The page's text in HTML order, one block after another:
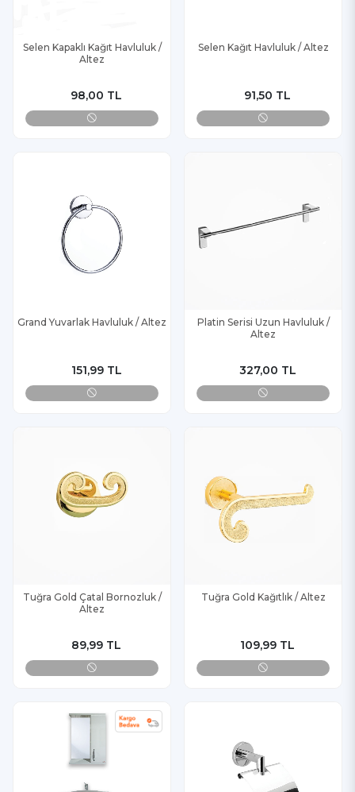
Selen Kapaklı Kağıt Havluluk /
Altez
98,00 TL
Selen Kağıt Havluluk / Altez
91,50 TL
Grand Yuvarlak Havluluk / Altez
151,99 TL
Platin Serisi Uzun Havluluk /
Altez
327,00 TL
Tuğra Gold Çatal Bornozluk /
Altez
89,99 TL
Tuğra Gold Kağıtlık / Altez
109,99 TL